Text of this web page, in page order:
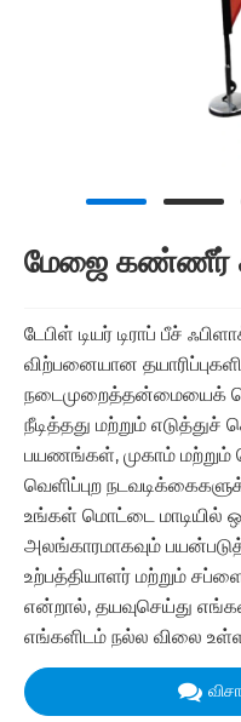
மேஜை கண்ணீர்
டேபிள் டியர் டிராப் பீச்
விற்பனையான
நடைமுறைத்தன்மையைக்
நீடித்தது மற்றும்
பயணங்கள், முகாம் மற்றும்
வெளிப்புற
உங்கள் மொட்டை மாடியில்
அலங்காரமாகவும்
உற்பத்தியாளர் மற்றும்
என்றால், தயவுசெய்து
எங்களிடம் நல்ல விலை